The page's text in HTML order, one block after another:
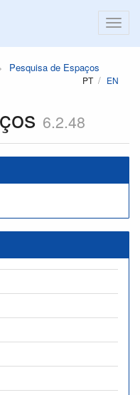
Pesquisa de Espaços
PT EN
6.2.48